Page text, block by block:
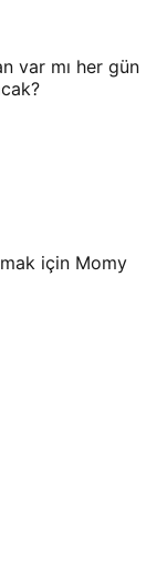
var mı her gün
için Momy